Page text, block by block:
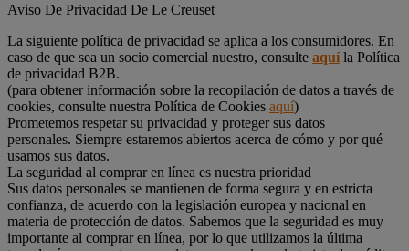
Aviso De Privacidad De Le Creuset
La siguiente política de privacidad se aplica a los consumidores. En
caso de que sea un socio comercial nuestro, consulte aquíla Política
de privacidad B2B.
(para obtener información sobre la recopilación de datos a través de
cookies, consulte nuestra Política de Cookies aquí)
Prometemos respetar su privacidad y proteger sus datos
personales. Siempre estaremos abiertos acerca de cómo y por qué
usamos sus datos.
La seguridad al comprar en línea es nuestra prioridad
Sus datos personales se mantienen de forma segura y en estricta
confianza, de acuerdo con la legislación europea y nacional en
materia de protección de datos. Sabemos que la seguridad es muy
importante al comprar en línea, por lo que utilizamos la última